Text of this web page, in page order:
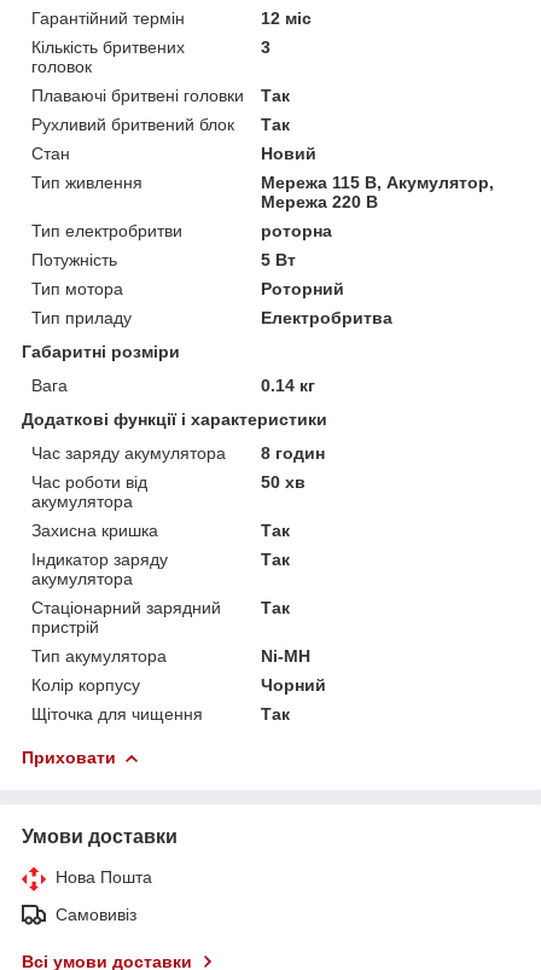
Гарантійний термін
12 міс
Кількість бритвених
головок
3
Плаваючі бритвені головки
Так
Рухливий бритвений блок
Так
Стан
Новий
Тип живлення
Мережа 115 В, Акумулятор,
Мережа 220 В
Тип електробритви
роторна
Потужність
5 Вт
Тип мотора
Роторний
Тип приладу
Електробритва
Габаритні розміри
Вага
0.14 кг
Додаткові функції і характеристики
Час заряду акумулятора
8 годин
Час роботи від
акумулятора
50 хв
Захисна кришка
Так
Індикатор заряду
акумулятора
Так
Стаціонарний зарядний
пристрій
Так
Тип акумулятора
Ni-MH
Колір корпусу
Чорний
Щіточка для чищення
Так
Приховати
Умови доставки
Нова Пошта
Самовивіз
Всі умови доставки